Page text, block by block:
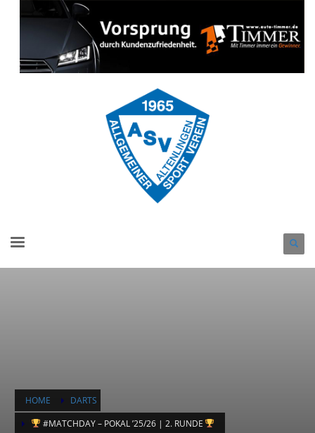
HOME
DARTS
#MATCHDAY – POKAL ’25/26 | 2. RUNDE